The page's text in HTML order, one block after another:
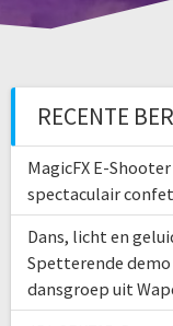
RECENTE
MagicFX E-
spectaculair
Dans, licht en
Spetterende demo
dansgroep uit